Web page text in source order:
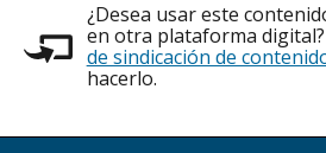
¿Desea usar este
en otra plataforma
de sindicación de
hacerlo.